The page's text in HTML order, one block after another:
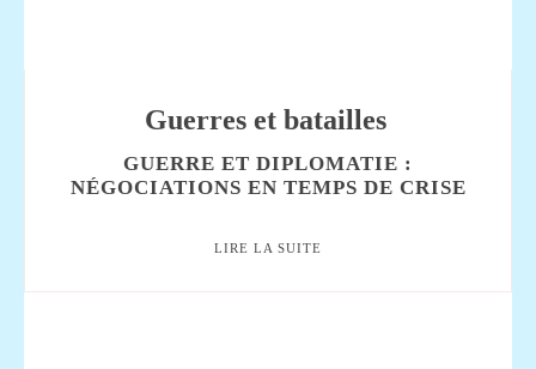
Guerres et batailles
GUERRE ET DIPLOMATIE :
NÉGOCIATIONS EN TEMPS DE CRISE
LIRE LA SUITE